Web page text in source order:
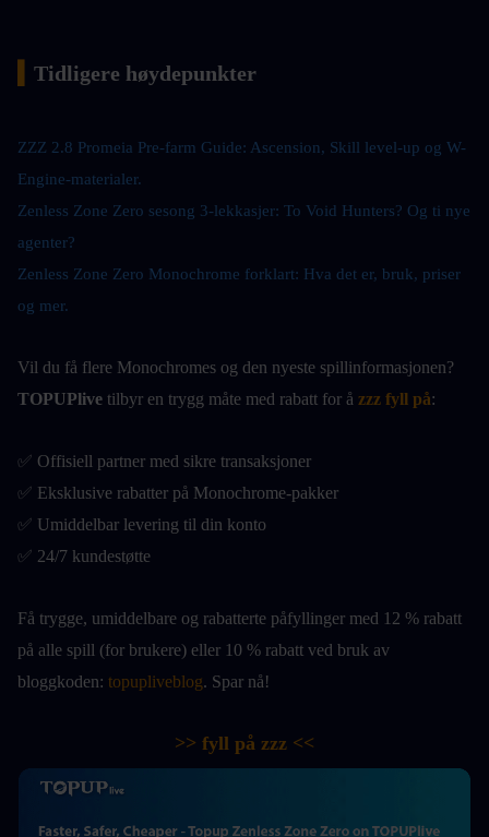
Tidligere høydepunkter
ZZZ 2.8 Promeia Pre-farm Guide: Ascension, Skill level-up og W-
Engine-materialer.
Zenless Zone Zero sesong 3-lekkasjer: To Void Hunters? Og ti nye
agenter?
Zenless Zone Zero Monochrome forklart: Hva det er, bruk, priser
og mer.
Vil du få flere Monochromes og den nyeste spillinformasjonen?
TOPUPlive tilbyr en trygg måte med rabatt for å zzz fyll på:
✅ Offisiell partner med sikre transaksjoner
✅ Eksklusive rabatter på Monochrome-pakker
✅ Umiddelbar levering til din konto
✅ 24/7 kundestøtte
Få trygge, umiddelbare og rabatterte påfyllinger med 12 % rabatt
på alle spill (for brukere) eller 10 % rabatt ved bruk av
bloggkoden: topupliveblog. Spar nå!
>> fyll på zzz <<